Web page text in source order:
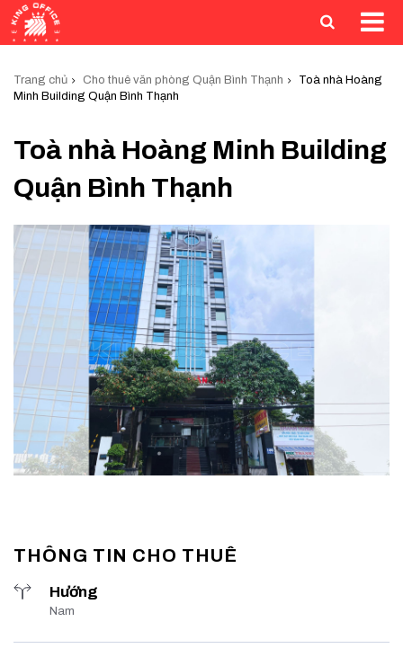
Trang chủ Cho thuê văn phòng Quận Bình Thạnh
Toà nhà Hoàng
Minh Building Quận Bình Thạnh
Toà nhà Hoàng Minh Building
Quận Bình Thạnh
THÔNG TIN CHO THUÊ
Hướng
Nam